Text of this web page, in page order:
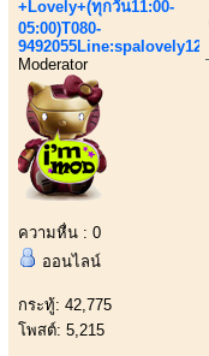
+Lovely+(ทุกวัน11:00-
05:00)T080-
9492055Line:spalovely123
Moderator
ความหื่น : 0
ออนไลน์
กระทู้: 42,775
โพสต์: 5,215